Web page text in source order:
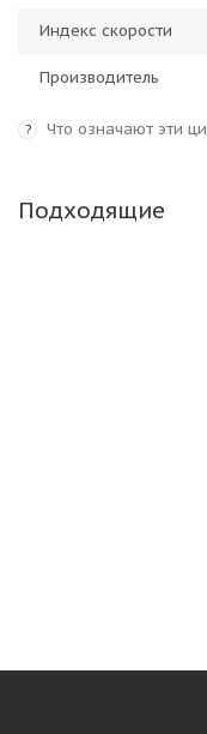
Индекс скорости
Производитель
? Что означают эти
Подходящие
Барнаульский ШЗ